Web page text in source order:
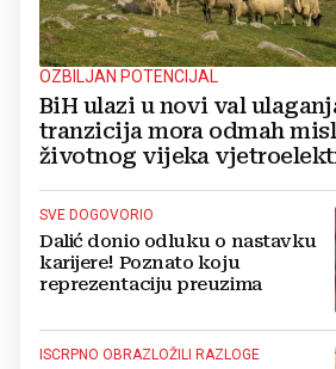
OZBILJAN POTENCIJAL
BiH ulazi u novi val
tranzicija mora odmah
životnog vijeka
SVE DOGOVORIO
Dalić donio odluku o nastavku
karijere! Poznato koju
reprezentaciju preuzima
ISCRPNO OBRAZLOŽILI RAZLOGE